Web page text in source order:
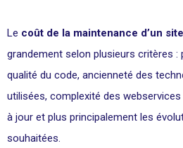
Le coût de la maintenance d’un
grandement selon plusieurs critères :
qualité du code, ancienneté des
utilisées, complexité des
à jour et plus principalement les
souhaitées.